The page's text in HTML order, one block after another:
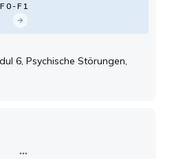
F1
6, Psychische Störungen,